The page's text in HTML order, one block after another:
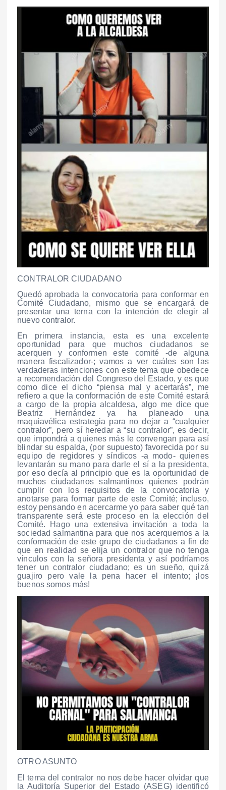
CONTRALOR CIUDADANO
Quedó aprobada la convocatoria para conformar en
Comité Ciudadano, mismo que se encargará de
presentar una terna con la intención de elegir al
nuevo contralor.
En primera instancia, esta es una excelente
oportunidad para que muchos ciudadanos se
acerquen y conformen este comité -de alguna
manera fiscalizador-; vamos a ver cuáles son las
verdaderas intenciones con este tema que obedece
a recomendación del Congreso del Estado, y es que
como dice el dicho “piensa mal y acertarás”, me
refiero a que la conformación de este Comité estará
a cargo de la propia alcaldesa, algo me dice que
Beatriz Hernández ya ha planeado una
maquiavélica estrategia para no dejar a “cualquier
contralor”, pero sí heredar a “su contralor”, es decir,
que impondrá a quienes más le convengan para así
blindar su espalda, (por supuesto) favorecida por su
equipo de regidores y síndicos -a modo- quienes
levantarán su mano para darle el sí a la presidenta,
por eso decía al principio que es la oportunidad de
muchos ciudadanos salmantinos quienes podrán
cumplir con los requisitos de la convocatoria y
anotarse para formar parte de este Comité; incluso,
estoy pensando en acercarme yo para saber qué tan
transparente será este proceso en la elección del
Comité. Hago una extensiva invitación a toda la
sociedad salmantina para que nos acerquemos a la
conformación de este grupo de ciudadanos a fin de
que en realidad se elija un contralor que no tenga
vínculos con la señora presidenta y así podríamos
tener un contralor ciudadano; es un sueño, quizá
guajiro pero vale la pena hacer el intento; ¡los
buenos somos más!
OTRO ASUNTO
El tema del contralor no nos debe hacer olvidar que
la Auditoría Superior del Estado (ASEG) identificó